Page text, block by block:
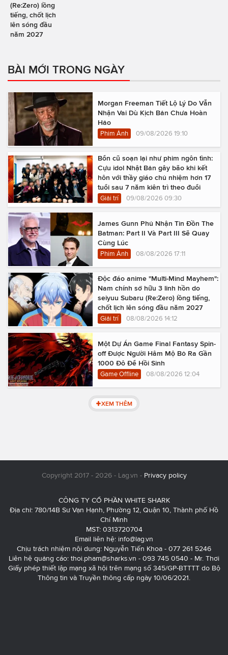
(Re:Zero) lồng
tiếng, chốt lịch
lên sóng đầu
năm 2027
BÀI MỚI TRONG NGÀY
Morgan Freeman Tiết Lộ Lý Do Vẫn
Nhận Vai Dù Kịch Bản Chưa Hoàn
Hảo
Phim Ảnh 09/08/2026 19:10
Bổn cũ soạn lại như phim ngôn tình:
Cựu idol Nhật Bản gây bão khi kết
hôn với thầy giáo chủ nhiệm hơn 17
tuổi sau 7 năm kiên trì theo đuổi
Giải trí 09/08/2026 09:30
James Gunn Phủ Nhận Tin Đồn The
Batman: Part II Và Part III Sẽ Quay
Cùng Lúc
Phim Ảnh 08/08/2026 17:11
Độc đáo anime "Multi-Mind Mayhem":
Nam chính sở hữu 3 linh hồn do
seiyuu Subaru (Re:Zero) lồng tiếng,
chốt lịch lên sóng đầu năm 2027
Giải trí 08/08/2026 14:12
Một Dự Án Game Final Fantasy Spin-
off Được Người Hâm Mộ Bỏ Ra Gần
1000 Đô Để Hồi Sinh
Game Offline 08/08/2026 12:04
XEM THÊM
Copyright 2017 - 2026 - Lag.vn - Privacy policy
CÔNG TY CỔ PHẦN WHITE SHARK
Địa chỉ: 780/14B Sư Vạn Hạnh, Phường 12, Quận 10, Thành phố Hồ
Chí Minh
MST: 0313720704
Email liên hệ: info@lag.vn
Chịu trách nhiệm nội dung: Nguyễn Tiến Khoa - 077 261 5246
Liên hệ quảng cáo: thoi.pham@sharks.vn - 093 745 0540 - Mr. Thơi
Giấy phép thiết lập mạng xã hội trên mạng số 345/GP-BTTTT do Bộ
Thông tin và Truyền thông cấp ngày 10/06/2021.